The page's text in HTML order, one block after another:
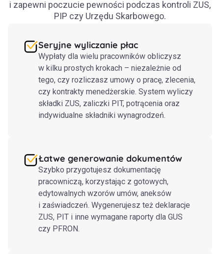
i zapewni poczucie pewności podczas kontroli ZUS,
PIP czy Urzędu Skarbowego.
Seryjne wyliczanie płac
Wypłaty dla wielu pracowników obliczysz
w kilku prostych krokach – niezależnie od
tego, czy rozliczasz umowy o pracę, zlecenia,
czy kontrakty menedżerskie. System wyliczy
składki ZUS, zaliczki PIT, potrącenia oraz
indywidualne składniki wynagrodzeń.
Łatwe generowanie dokumentów
Szybko przygotujesz dokumentację
pracowniczą, korzystając z gotowych,
edytowalnych wzorów umów, aneksów
i zaświadczeń. Wygenerujesz też deklaracje
ZUS, PIT i inne wymagane raporty dla GUS
czy PFRON.